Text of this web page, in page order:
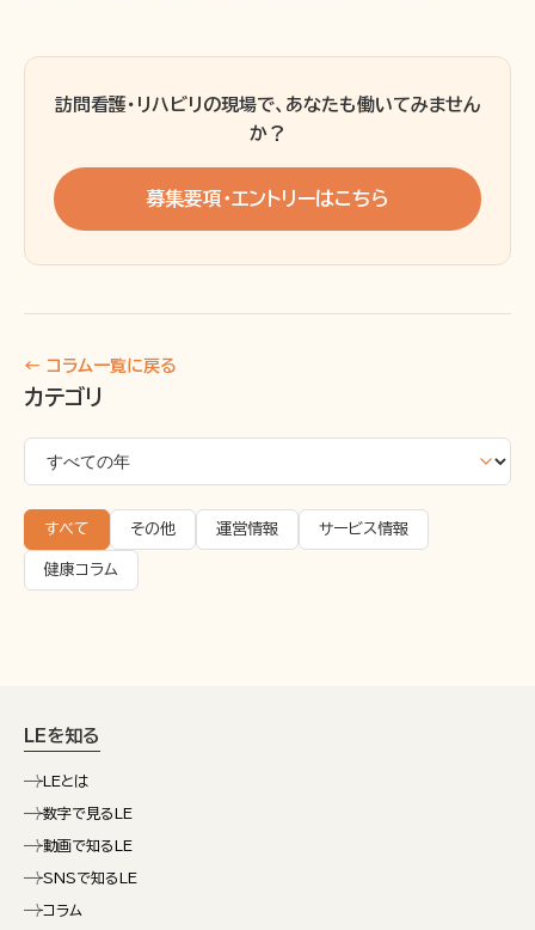
訪問看護・リハビリの現場で、あなたも働いてみません
か？
募集要項・エントリーはこちら
← コラム一覧に戻る
カテゴリ
すべて その他 運営情報 サービス情報
健康コラム
LEを知る
LEとは
数字で見るLE
動画で知るLE
SNSで知るLE
コラム